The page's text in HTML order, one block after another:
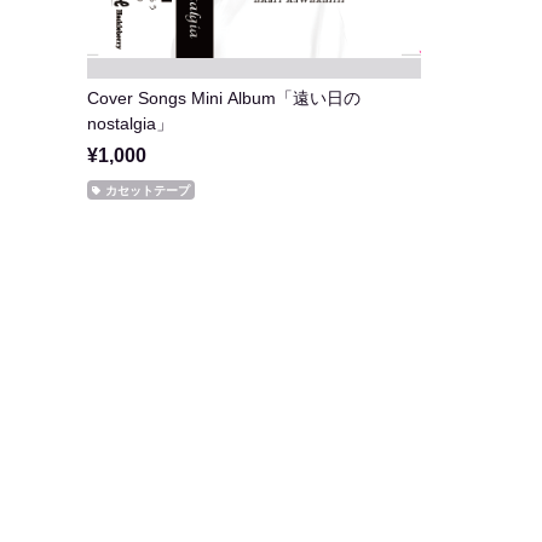
Cover Songs Mini Album「遠い日の
nostalgia」
¥1,000
カセットテープ